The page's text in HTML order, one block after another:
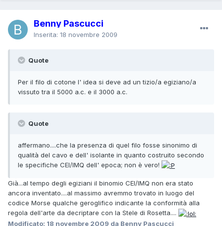
Benny Pascucci
Inserita: 18 novembre 2009
Quote
Per il filo di cotone l' idea si deve ad un tizio/a egiziano/a
vissuto tra il 5000 a.c. e il 3000 a.c.
Quote
affermano....che la presenza di quel filo fosse sinonimo di
qualità del cavo e dell' isolante in quanto costruito secondo
le specifiche CEI/IMQ dell' epoca; non è vero!
Già...al tempo degli egiziani il binomio CEI/IMQ non era stato
ancora inventato....al massimo avremmo trovato in luogo del
codice Morse qualche geroglifico indicante la conformità alla
regola dell'arte da decriptare con la Stele di Rosetta....
Modificato: 18 novembre 2009 da Benny Pascucci